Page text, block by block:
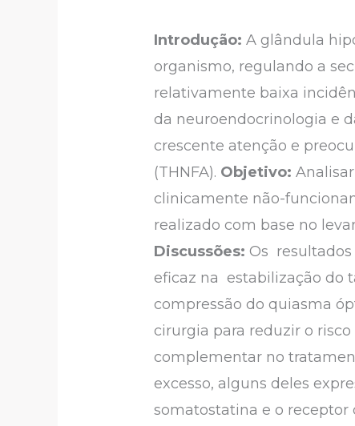
Introdução:A glândula
organismo, regulando a
relativamente baixa
da neuroendocrinologia e
crescente atenção e
(THNFA). Objetivo:
clinicamente não-
realizado com base no
Discussões:Os
eficaz na estabilização do
compressão do quiasma
cirurgia para reduzir o
complementar no
excesso, alguns deles
somatostatina e o receptor